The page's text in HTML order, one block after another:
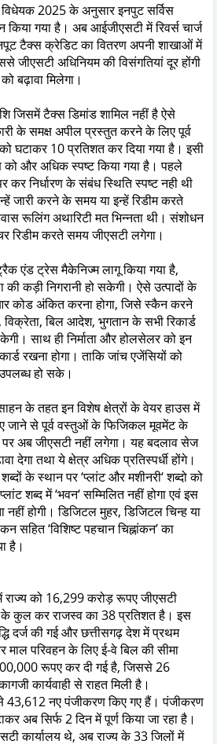
2025 के अनुसार इनपुट सर्विस
किया गया है। अब आईजीएसटी में रिवर्स चार्ज
टैक्स क्रेडिट का वितरण अपनी शाखाओं में
जीएसटी अधिनियम की विसंगतियां दूर होंगी
बढ़ावा मिलेगा।
जिसमें टैक्स डिमांड शामिल नहीं है ऐसे
के समक्ष अपील प्रस्तुत करने के लिए पूर्व
घटाकर 10 प्रतिशत कर दिया गया है। इसी
को और अधिक स्पष्ट किया गया है। पहले
कर निर्धारण के संबंध स्थिति स्पष्ट नही थी
जारी करने के समय या इन्हें रिडीम करते
रूलिंग अथारिटी मत भिन्नता थी। संशोधन
रिडीम करते समय जीएसटी लगेगा।
एंड ट्रेस मैकेनिज्म लागू किया गया है,
कड़ी निगरानी हो सकेगी। ऐसे उत्पादों के
कोड अंकित करना होगा, जिसे स्कैन करने
विक्रेता, बिल आदेश, भुगतान के सभी रिकार्ड
साथ ही निर्माता और होलसेलर को इन
रखना होगा। ताकि जांच एजेंसियों को
हो सके।
के तहत इन विशेष क्षेत्रों के वेयर हाउस में
जाने से पूर्व वस्तुओं के फिजिकल मूवमेंट के
अब जीएसटी नहीं लगेगा। यह बदलाव सेज
देगा तथा ये क्षेत्र अधिक प्रतिस्पर्धी होंगे।
के स्थान पर ‘प्लांट और मशीनरी‘ शब्दो को
शब्द में ‘भवन‘ सम्मिलित नहीं होगा एवं इस
होगी। डिजिटल मुहर, डिजिटल चिन्ह या
सहित ‘विशिष्ट पहचान चिह्नांकन’ का
है।
राज्य को 16,299 करोड़ रूपए जीएसटी
के कुल कर राजस्व का 38 प्रतिशत है। इस
दर्ज की गई और छत्तीसगढ़ देश में प्रथम
माल परिवहन के लिए ई-वे बिल की सीमा
रूपए कर दी गई है, जिससे 26
कार्यवाही से राहत मिली है।
43,612 नए पंजीकरण किए गए हैं। पंजीकरण
अब सिर्फ 2 दिन में पूर्ण किया जा रहा है।
कार्यालय थे, अब राज्य के 33 जिलों में